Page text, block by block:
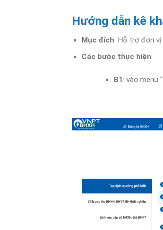
Hướng dẫn kê
Mục đích: Hỗ trợ đơn vị
Các bước thực hiện:
B1 : vào menu “